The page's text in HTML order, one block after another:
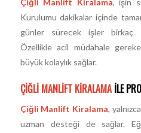
Çiğli Manlift Kiralama, işin
Kurulumu dakikalar içinde
günler sürecek işler birkaç
Özellikle acil müdahale
büyük kolaylık sağlar.
ÇIĞLI MANLIFT KIRALAMAILE
Çiğli Manlift Kiralama,
uzman desteği de sağlar.